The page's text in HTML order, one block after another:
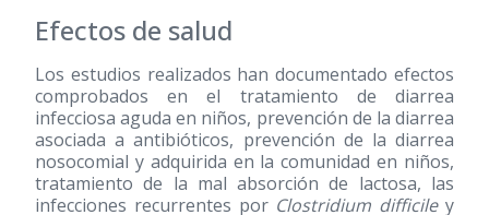
Efectos de salud
Los estudios realizados han documentado efectos
comprobados en el tratamiento de diarrea
infecciosa aguda en niños, prevención de la diarrea
asociada a antibióticos, prevención de la diarrea
nosocomial y adquirida en la comunidad en niños,
tratamiento de la mal absorción de lactosa, las
infecciones recurrentes por Clostridium difficiley